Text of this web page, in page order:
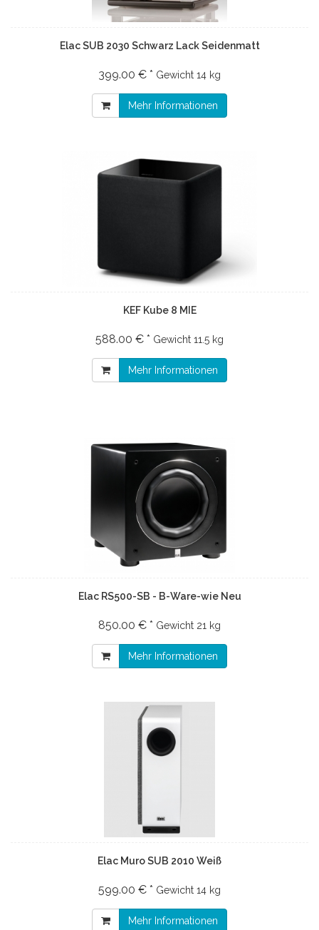
Elac SUB 2030 Schwarz Lack Seidenmatt
399.00 € * Gewicht 14 kg
Mehr Informationen
KEF Kube 8 MIE
588.00 € * Gewicht 11.5 kg
Mehr Informationen
Elac RS500-SB - B-Ware-wie Neu
850.00 € * Gewicht 21 kg
Mehr Informationen
Elac Muro SUB 2010 Weiß
599.00 € * Gewicht 14 kg
Mehr Informationen